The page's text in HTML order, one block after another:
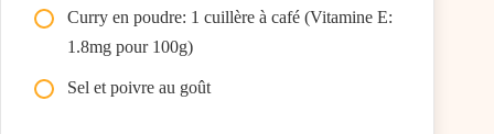
Curry en poudre: 1 cuillère à café (Vitamine E:
1.8mg pour 100g)
Sel et poivre au goût